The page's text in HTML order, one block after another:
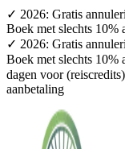
✓ 2026: Gratis
Boek met slechts 10%
✓ 2026: Gratis
Boek met slechts 10%
dagen voor
aanbetaling